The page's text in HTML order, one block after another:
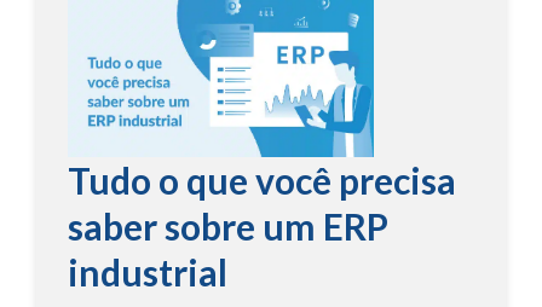
Tudo o que você precisa
saber sobre um ERP
industrial